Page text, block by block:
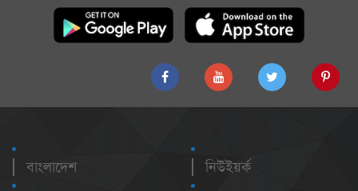
বাংলাদেশ
নিউইয়র্ক